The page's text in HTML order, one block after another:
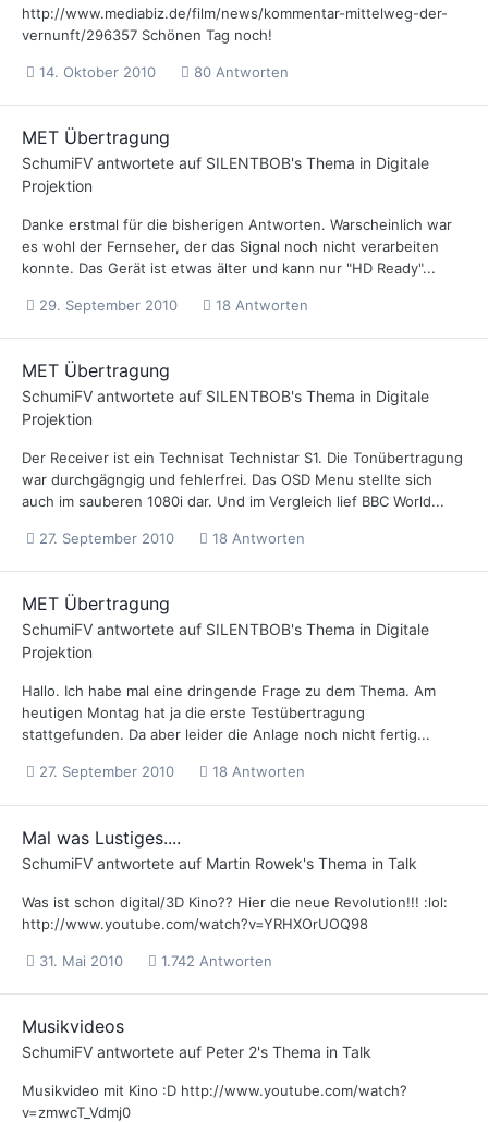
http://www.mediabiz.de/film/news/kommentar-mittelweg-der-
vernunft/296357 Schönen Tag noch!
14. Oktober 2010 80 Antworten
MET Übertragung
SchumiFV antwortete auf SILENTBOB's Thema in Digitale
Projektion
Danke erstmal für die bisherigen Antworten. Warscheinlich war
es wohl der Fernseher, der das Signal noch nicht verarbeiten
konnte. Das Gerät ist etwas älter und kann nur "HD Ready"...
29. September 2010 18 Antworten
MET Übertragung
SchumiFV antwortete auf SILENTBOB's Thema in Digitale
Projektion
Der Receiver ist ein Technisat Technistar S1. Die Tonübertragung
war durchgägngig und fehlerfrei. Das OSD Menu stellte sich
auch im sauberen 1080i dar. Und im Vergleich lief BBC World...
27. September 2010 18 Antworten
MET Übertragung
SchumiFV antwortete auf SILENTBOB's Thema in Digitale
Projektion
Hallo. Ich habe mal eine dringende Frage zu dem Thema. Am
heutigen Montag hat ja die erste Testübertragung
stattgefunden. Da aber leider die Anlage noch nicht fertig...
27. September 2010 18 Antworten
Mal was Lustiges....
SchumiFV antwortete auf Martin Rowek's Thema in Talk
Was ist schon digital/3D Kino?? Hier die neue Revolution!!! :lol:
http://www.youtube.com/watch?v=YRHXOrUOQ98
31. Mai 2010 1.742 Antworten
Musikvideos
SchumiFV antwortete auf Peter 2's Thema in Talk
Musikvideo mit Kino :D http://www.youtube.com/watch?
v=zmwcT_Vdmj0